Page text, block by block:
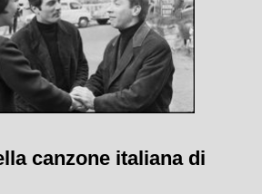
canzone italiana di